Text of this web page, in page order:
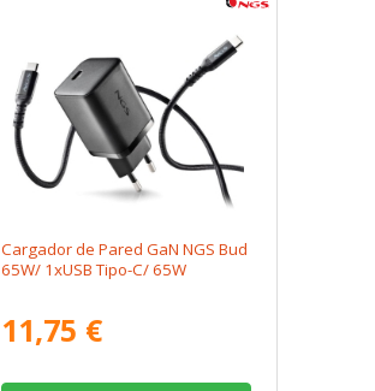
Cargador de Pared GaN NGS Bud
65W/ 1xUSB Tipo-C/ 65W
11,75 €